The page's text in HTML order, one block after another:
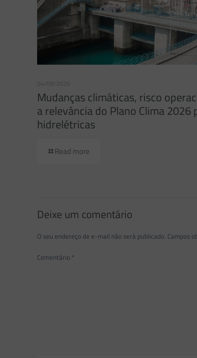
04/08/2026
Mudanças climáticas, risco
a relevância do Plano Clima 2026
hidrelétricas
Read more
Deixe um comentário
O seu endereço de e-mail não será publicado. Campos
Comentário *